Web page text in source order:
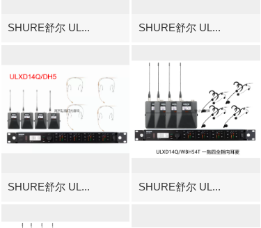
SHURE舒尔 UL... SHURE舒尔 UL...
SHURE舒尔 UL... SHURE舒尔 UL...